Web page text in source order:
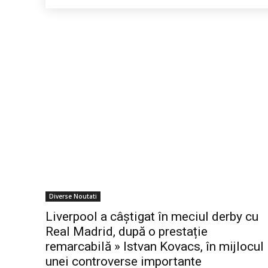
Diverse Noutati
Liverpool a câștigat în meciul derby cu
Real Madrid, după o prestație
remarcabilă » Istvan Kovacs, în mijlocul
unei controverse importante